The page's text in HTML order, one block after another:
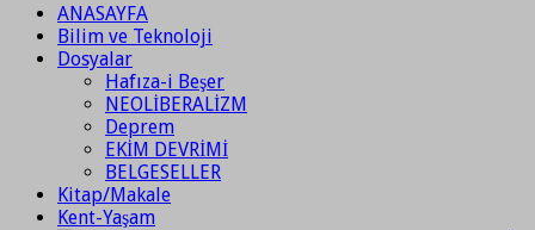
ANASAYFA
Bilim ve Teknoloji
Dosyalar
Hafıza-i Beşer
NEOLİBERALİZM
Deprem
EKİM DEVRİMİ
BELGESELLER
Kitap/Makale
Kent-Yaşam